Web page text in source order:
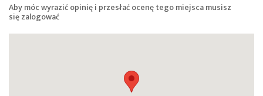
Aby móc wyrazić opinię i przesłać ocenę tego miejsca musisz
sięzalogować